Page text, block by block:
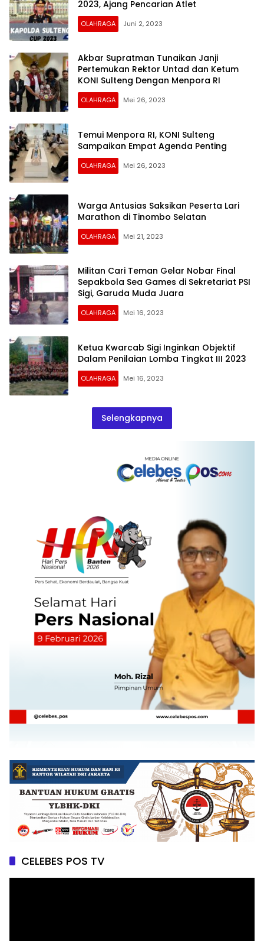
2023, Ajang Pencarian Atlet
OLAHRAGA Juni 2, 2023
Akbar Supratman Tunaikan Janji
Pertemukan Rektor Untad dan Ketum
KONI Sulteng Dengan Menpora RI
OLAHRAGA Mei 26, 2023
Temui Menpora RI, KONI Sulteng
Sampaikan Empat Agenda Penting
OLAHRAGA Mei 26, 2023
Warga Antusias Saksikan Peserta Lari
Marathon di Tinombo Selatan
OLAHRAGA Mei 21, 2023
Militan Cari Teman Gelar Nobar Final
Sepakbola Sea Games di Sekretariat PSI
Sigi, Garuda Muda Juara
OLAHRAGA Mei 16, 2023
Ketua Kwarcab Sigi Inginkan Objektif
Dalam Penilaian Lomba Tingkat III 2023
OLAHRAGA Mei 16, 2023
Selengkapnya
CELEBES POS TV